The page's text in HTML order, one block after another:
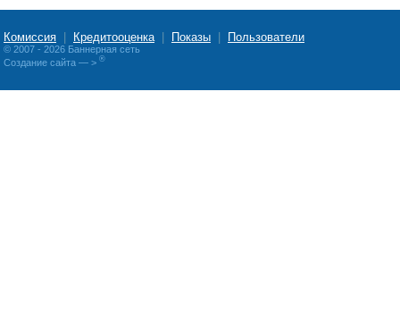
Комиссия Кредитооценка| Показы Пользователи
© 2007 - 2026 Баннерная сеть
Создание сайта — > ®